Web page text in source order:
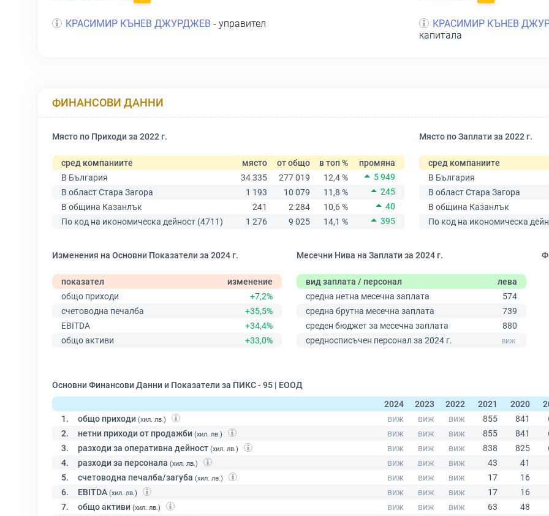
КРАСИМИР КЪНЕВ ДЖУРДЖЕВ - управител
КРАСИМИР КЪНЕВ
капитала
ФИНАНСОВИ ДАННИ
Място по Приходи за 2022 г.
сред компаниите място от общо в топ %
промяна
В България
34 335 277 019 12,4 %
5 949
В област Стара Загора
1 193 10 079 11,8 %
245
В община Казанлък
241 2 284 10,6 %
40
По код на икономическа дейност (4711)
1 276 9 025 14,1 % 395
Място по Заплати за 2022 г.
сред компаниите
В България
В област Стара Загора
В община Казанлък
По код на икономическа
Изменения на Основни Показатели за 2024 г.
показател
изменение
общо приходи
+7,2%
счетоводна печалба
+35,5%
EBITDA
+34,4%
общо активи
+33,0%
Месечни Нива на Заплати за 2024 г.
вид заплата / персонал
лева
средна нетна месечна заплата
574
средна брутна месечна заплата
739
среден бюджет за месечна заплата
880
средносписъчен персонал за 2024 г.
Основни Финансови Данни и Показатели за ПИКС - 95 | ЕООД
2024
2023 2022 2021 2020
1.
общо приходи (хил. лв.)
2. нетни приходи от продажби (хил. лв.)
3. разходи за оперативна дейност (хил. лв.)
4. разходи за персонала (хил. лв.)
5. счетоводна печалба/загуба (хил. лв.)
6. EBITDA (хил. лв.)
7. общо активи (хил. лв.)